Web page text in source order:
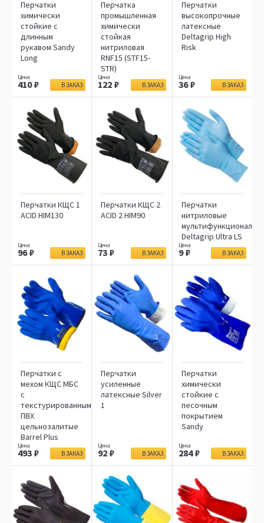
Перчатки
химически
стойкие с
длинным
рукавом Sandy
Long
410 В ЗАКАЗ
Перчатка
промышленная
химически
стойкая
нитриловая
RNF15 (STF15-
STR)
122 В ЗАКАЗ
Перчатки
высокопрочные
латексные
Deltagrip High
Risk
36 В ЗАКАЗ
Перчатки КЩС 1
ACID HIM130
96 В ЗАКАЗ
Перчатки КЩС 2
ACID 2 HIM90
73 В ЗАКАЗ
Перчатки
нитриловые
Deltagrip Ultra LS
9 В ЗАКАЗ
Перчатки с
мехом КЩС МБС
с
текстурированным
ПВХ
цельнозалитые
Barrel Plus
493 В ЗАКАЗ
Перчатки
усиленные
латексные Silver
1
92 В ЗАКАЗ
Перчатки
химически
стойкие с
песочным
покрытием
Sandy
284 В ЗАКАЗ